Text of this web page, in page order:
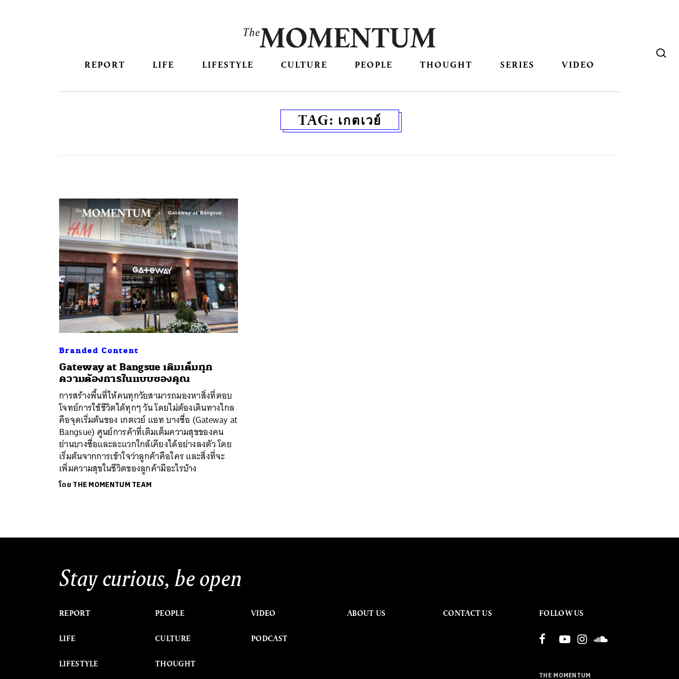
REPORT LIFE LIFESTYLE CULTURE PEOPLE THOUGHT SERIES VIDEO
TAG: เกตเวย์
Branded Content
Gateway at Bangsue เติมเต็มทุก
ความต้องการในแบบของคุณ
การสร้างพื้นที่ให้คนทุกวัยสามารถมองหาสิ่งที่ตอบ
โจทย์การใช้ชีวิตได้ทุกๆ วัน โดยไม่ต้องเดินทางไกล
คือจุดเริ่มต้นของ เกตเวย์ แอท บางซื่อ (Gateway at
Bangsue) ศูนย์การค้าที่เติมเต็มความสุขของคน
ย่านบางซื่อและละแวกใกล้เคียงได้อย่างลงตัว โดย
เริ่มต้นจากการเข้าใจว่าลูกค้าคือใคร และสิ่งที่จะ
เพิ่มความสุขในชีวิตของลูกค้ามีอะไรบ้าง
โดย THE MOMENTUM TEAM
Stay curious, be open
REPORT
LIFE
LIFESTYLE
PEOPLE
CULTURE
THOUGHT
VIDEO
PODCAST
ABOUT US CONTACT US FOLLOW US
THE MOMENTUM
ค้นหา